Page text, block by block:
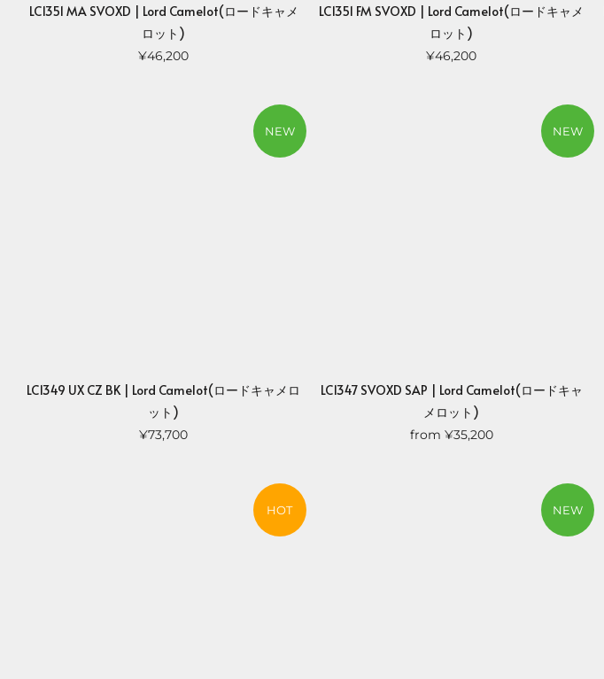
LC1351 MA SVOXD | Lord Camelot(ロードキャメ
ロット)
¥46,200
LC1351 FM SVOXD | Lord Camelot(ロードキャメ
ロット)
¥46,200
NEW
LC1349 UX CZ BK | Lord Camelot(ロードキャメロ
ット)
¥73,700
NEW
LC1347 SVOXD SAP | Lord Camelot(ロードキャ
メロット)
from ¥35,200
HOT NEW